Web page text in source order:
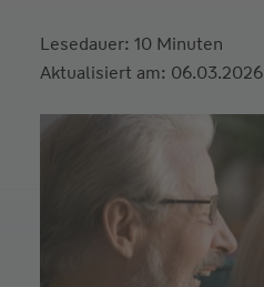
Lesedauer: 10 Minuten
Aktualisiert am: 06.03.2026